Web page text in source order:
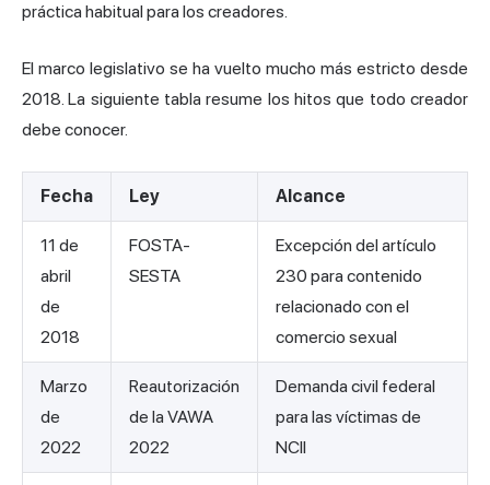
práctica habitual para los creadores.
El marco legislativo se ha vuelto mucho más estricto desde
2018. La siguiente tabla resume los hitos que todo creador
debe conocer.
Fecha Ley Alcance
11 de
abril
de
2018
FOSTA-
SESTA
Excepción del artículo
230 para contenido
relacionado con el
comercio sexual
Marzo
de
2022
Reautorización
de la VAWA
2022
Demanda civil federal
para las víctimas de
NCII